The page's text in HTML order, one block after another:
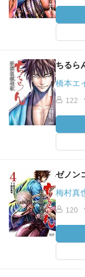
ちるら
橋本エ
122
ゼノン
梅村真
120